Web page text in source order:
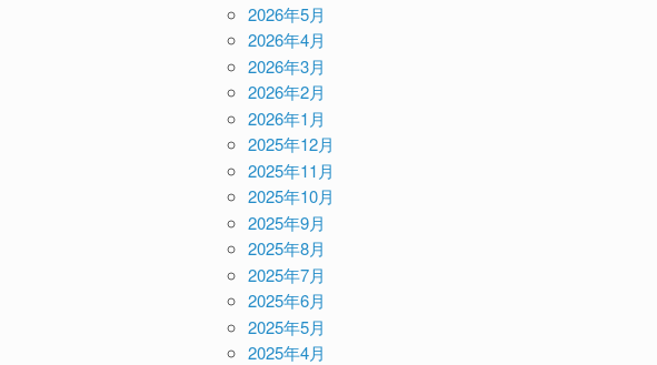
2026年5月
2026年4月
2026年3月
2026年2月
2026年1月
2025年12月
2025年11月
2025年10月
2025年9月
2025年8月
2025年7月
2025年6月
2025年5月
2025年4月